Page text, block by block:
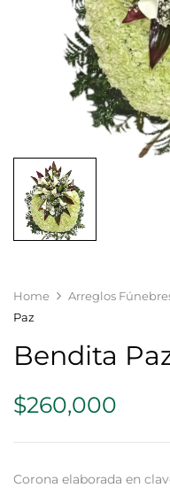
Home Arreglos
Paz
Bendita
$260,000
Corona elaborada en